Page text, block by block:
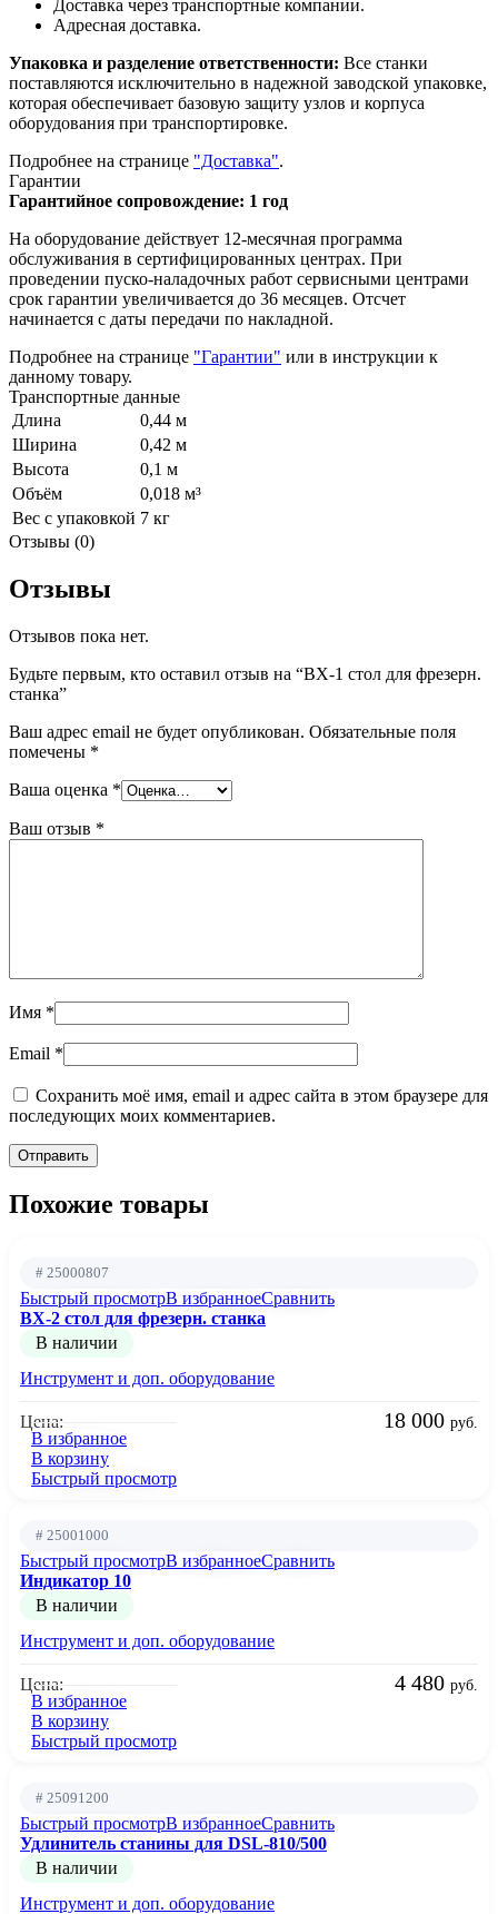
Доставка через транспортные компании.
Адресная доставка.
Упаковка и разделение ответственности: Все станки
поставляются исключительно в надежной заводской упаковке,
которая обеспечивает базовую защиту узлов и корпуса
оборудования при транспортировке.
Подробнее на странице "Доставка".
Гарантии
Гарантийное сопровождение: 1 год
На оборудование действует 12-месячная программа
обслуживания в сертифицированных центрах. При
проведении пуско-наладочных работ сервисными центрами
срок гарантии увеличивается до 36 месяцев. Отсчет
начинается с даты передачи по накладной.
Подробнее на странице "Гарантии" или в инструкции к
данному товару.
Транспортные данные
Длина
0,44 м
Ширина
0,42 м
Высота
0,1 м
Объём
0,018 м³
Вес с упаковкой 7 кг
Отзывы (0)
Отзывы
Отзывов пока нет.
Будьте первым, кто оставил отзыв на “BX-1 стол для фрезерн.
станка”
Ваш адрес email не будет опубликован. Обязательные поля
помечены *
Ваша оценка *
Ваш отзыв *
Имя *
Email *
Сохранить моё имя, email и адрес сайта в этом браузере для
последующих моих комментариев.
Похожие товары
# 25000807
Быстрый просмотрВ избранноеСравнить
BX-2 стол для фрезерн. станка
В наличии
Инструмент и доп. оборудование
Цена: 18 000 руб.
В избранное
В корзину
Быстрый просмотр
# 25001000
Быстрый просмотрВ избранноеСравнить
Индикатор 10
В наличии
Инструмент и доп. оборудование
Цена: 4 480 руб.
В избранное
В корзину
Быстрый просмотр
# 25091200
Быстрый просмотрВ избранноеСравнить
Удлинитель станины для DSL-810/500
В наличии
Инструмент и доп. оборудование